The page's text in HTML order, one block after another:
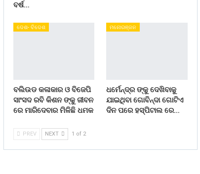
ବର୍ଷ…
ଦେଶ- ବିଦେଶ
ବଲିଉଡ କଳାକାର ଓ ବିଜେପି
ସାଂସଦ ରବି କିଶନ ଙ୍କୁ ଜୀବନ
ରେ ମାରିଦେବାର ମିଳିଛି ଧମକ
ମନୋରଞ୍ଜନ
ଧର୍ମେନ୍ଦ୍ର ଙ୍କୁ ଦେଖିବାକୁ
ଯାଇଥିବା ଗୋବିନ୍ଦା ଗୋଟିଏ
ଦିନ ପରେ ହସ୍ପିଟାଲ ରେ…
PREV NEXT 1 of 2